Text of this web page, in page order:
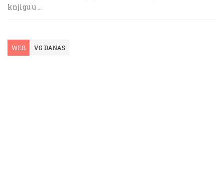
knjigu u …
WEB VG DANAS